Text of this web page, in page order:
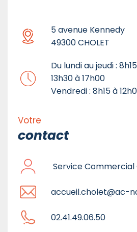
5 avenue Kennedy
49300 CHOLET
Du lundi au jeudi :
13h30 à 17h00
Vendredi : 8h15 à
Votre
contact
Service Commercial
accueil.cholet@ac-
02.41.49.06.50